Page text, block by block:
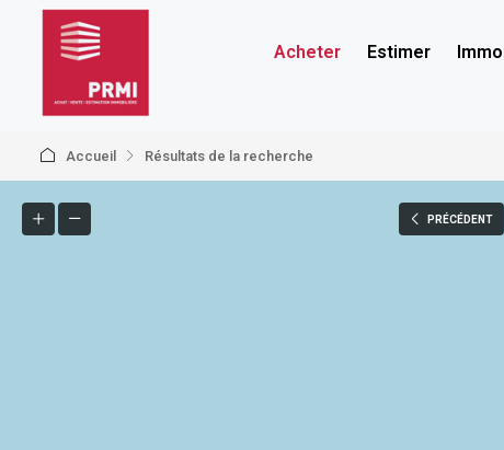
Acheter Estimer
Accueil Résultats de la recherche
PRÉCÉDENT